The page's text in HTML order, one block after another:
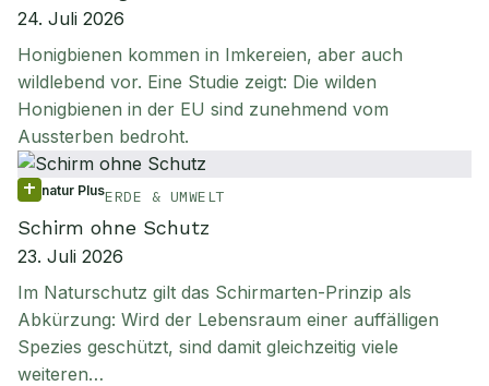
24. Juli 2026
Honigbienen kommen in Imkereien, aber auch
wildlebend vor. Eine Studie zeigt: Die wilden
Honigbienen in der EU sind zunehmend vom
Aussterben bedroht.
natur PlusERDE & UMWELT
Schirm ohne Schutz
23. Juli 2026
Im Naturschutz gilt das Schirmarten-Prinzip als
Abkürzung: Wird der Lebensraum einer auffälligen
Spezies geschützt, sind damit gleichzeitig viele
weiteren…